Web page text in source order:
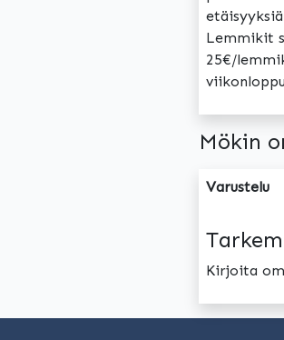
Lemmikit
25€/
Mökin
Varustelu
Kirjoita